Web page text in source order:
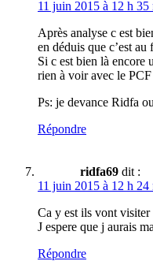
11 juin 2015 à 12 h 35
Après analyse c est
en déduis que c’est au
Si c est bien là encore
rien à voir avec le
Ps: je devance Ridfa
Répondre
ridfa69 dit :
11 juin 2015 à 12 h 24
Ca y est ils vont
J espere que j aurais
Répondre